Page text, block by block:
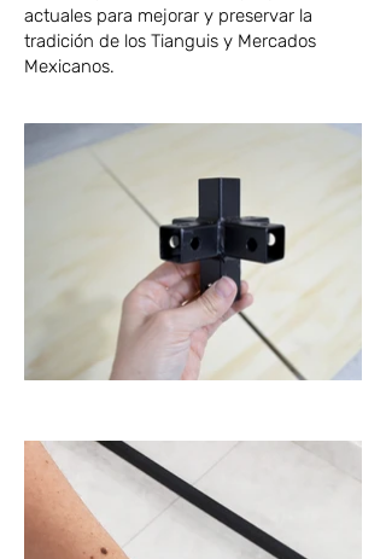
actuales para mejorar y preservar la
tradición de los Tianguis y Mercados
Mexicanos.